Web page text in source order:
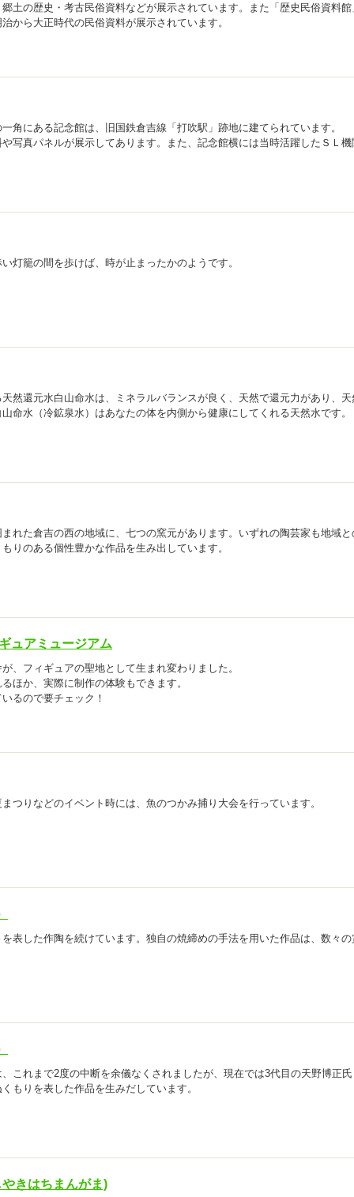
土の歴史・考古民俗資料などが展示されています。また「歴史民俗資料館
から大正時代の民俗資料が展示されています。
角にある記念館は、旧国鉄倉吉線「打吹駅」跡地に建てられています。
写真パネルが展示してあります。また、記念館横には当時活躍したＳＬ機
灯籠の間を歩けば、時が止まったかのようです。
然還元水白山命水は、ミネラルバランスが良く、天然で還元力があり、天
命水（冷鉱泉水）はあなたの体を内側から健康にしてくれる天然水です。
れた倉吉の西の地域に、七つの窯元があります。いずれの陶芸家も地域と
りのある個性豊かな作品を生み出しています。
ュアミュージアム
、フィギュアの聖地として生まれ変わりました。
ほか、実際に制作の体験もできます。
るので要チェック！
つりなどのイベント時には、魚のつかみ捕り大会を行っています。
表した作陶を続けています。独自の焼締めの手法を用いた作品は、数々の
これまで2度の中断を余儀なくされましたが、現在では3代目の天野博正氏
もりを表した作品を生みだしています。
きはちまんがま)